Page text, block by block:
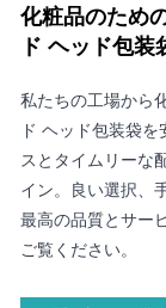
化粧品のため
ド ヘッド包装
私たちの工場から
ド ヘッド包装袋
スとタイムリーな
イン。良い選択、
最高の品質とサー
ご覧ください。